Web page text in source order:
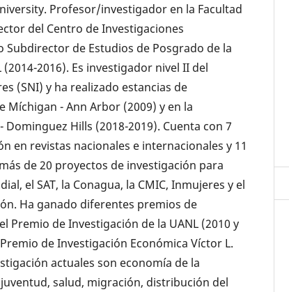
Profesor/investigador en la Facultad
del Centro de Investigaciones
Subdirector de Estudios de Posgrado de la
2016). Es investigador nivel II del
(SNI) y ha realizado estancias de
Míchigan - Ann Arbor (2009) y en la
Hills (2018-2019). Cuenta con 7
en revistas nacionales e internacionales y 11
de 20 proyectos de investigación para
el SAT, la Conagua, la CMIC, Inmujeres y el
Ha ganado diferentes premios de
Premio de Investigación de la UANL (2010 y
de Investigación Económica Víctor L.
actuales son economía de la
salud, migración, distribución del